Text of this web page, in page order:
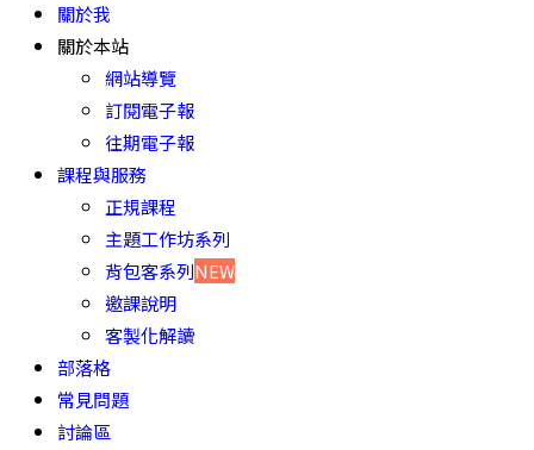
關於我
關於本站
網站導覽
訂閱電子報
往期電子報
課程與服務
正規課程
主題工作坊系列
背包客系列NEW
邀課說明
客製化解讀
部落格
常見問題
討論區